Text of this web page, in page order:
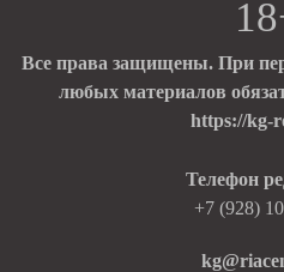
Все права защищены. При
любых материалов
https://kg-
Телефон
+7 (928)